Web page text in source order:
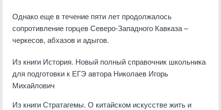
Однако еще в течение пяти лет продолжалось
сопротивление горцев Северо-Западного Кавказа –
черкесов, абхазов и адыгов.
Из книги История. Новый полный справочник школьника
для подготовки к ЕГЭавтора Николаев Игорь
Михайлович
Из книги Стратагемы. О китайском искусстве жить и